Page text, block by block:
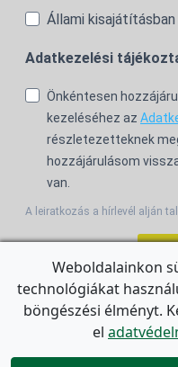
Állami
Adatkezelési
Önkéntesen
kezeléséhez az
részletezetteknek
hozzájárulásom
van.
A leiratkozás a hírlevél alján
For the English
Weboldalainkon
technológiákat
böngészési élményt.
el